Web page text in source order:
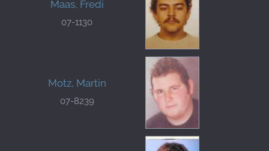
Maas, Fredi
07-1130
Motz, Martin
07-8239